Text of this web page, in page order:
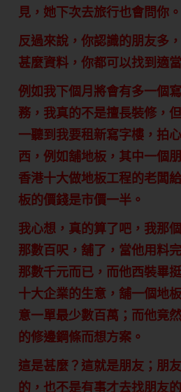
見，她下次去旅行也會問你。
反過來說，你認識的朋友多
甚麼資料，你都可以找到適
例如我下個月將會有多一個
務，我真的不是擅長裝修，
一聽到我要租新寫字樓，拍
西，例如舖地板，其中一個
香港十大做地板工程的老闆
板的價錢是市價一半。
我心想，真的算了吧，我那
那數百呎，舖了，當他用料
那數千元而已，而他西裝畢
十大企業的生意，舖一個地
意一單最少數百萬；而他竟
的修邊鋼條而想方案。
這是甚麼？這就是朋友；朋
的，也不是有事才去找朋友